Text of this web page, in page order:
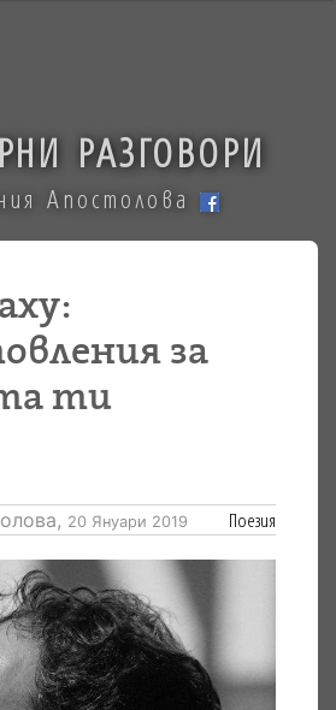
РАЗГОВОРИ
Апостолова
за
ти
20 Януари 2019 Поезия